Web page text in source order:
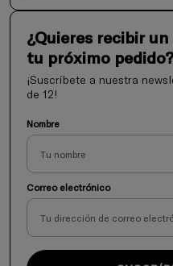
¿Quieres recibir
tu próximo pedido?
¡Suscríbete a nuestra
de 12!
Nombre
Correo electrónico